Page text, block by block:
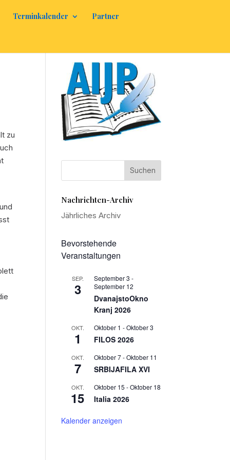
Terminkalender Partner
zu
Nachrichten-Archiv
Jährliches Archiv
Bevorstehende
Veranstaltungen
SEP.
3
September 3 -
September 12
DvanajstoOkno
Kranj 2026
OKT.
1
Oktober 1 -Oktober 3
FILOS 2026
OKT.
7
Oktober 7-Oktober 11
SRBIJAFILA XVI
OKT.
15
Oktober 15 -Oktober 18
Italia 2026
Kalender anzeigen